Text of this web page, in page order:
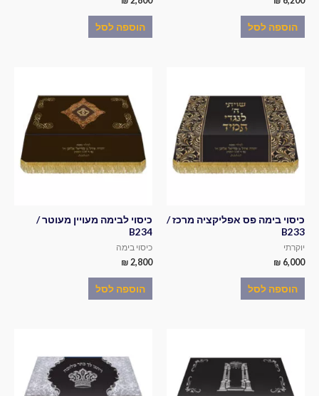
הוספה לסל הוספה לסל
כיסוי בימה פס אפליקציה מרכז /
B233
יוקרתי
₪ 6,000
הוספה לסל
כיסוי לבימה מעויין מעוטר /
B234
כיסוי בימה
₪ 2,800
הוספה לסל